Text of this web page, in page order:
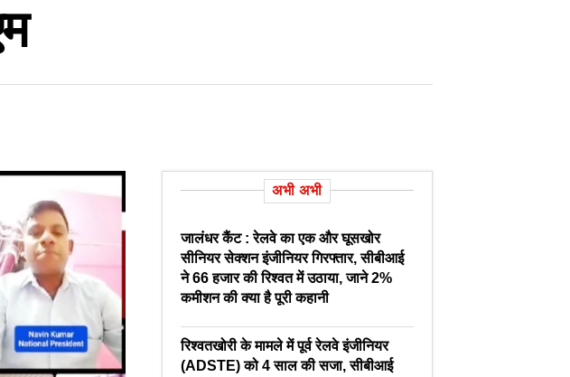
अभी अभी
जालंधर कैंट : रेलवे का एक और घूसखोर
सीनियर सेक्शन इंजीनियर गिरफ्तार, सीबीआई
ने 66 हजार की रिश्वत में उठाया, जाने 2%
कमीशन की क्या है पूरी कहानी
रिश्वतखोरी के मामले में पूर्व रेलवे इंजीनियर
(ADSTE) को 4 साल की सजा, सीबीआई